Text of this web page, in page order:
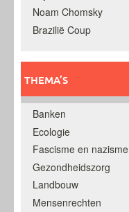
Noam Chomsky
Brazilië Coup
THEMA’S
Banken
Ecologie
Fascisme en nazisme
Gezondheidszorg
Landbouw
Mensenrechten